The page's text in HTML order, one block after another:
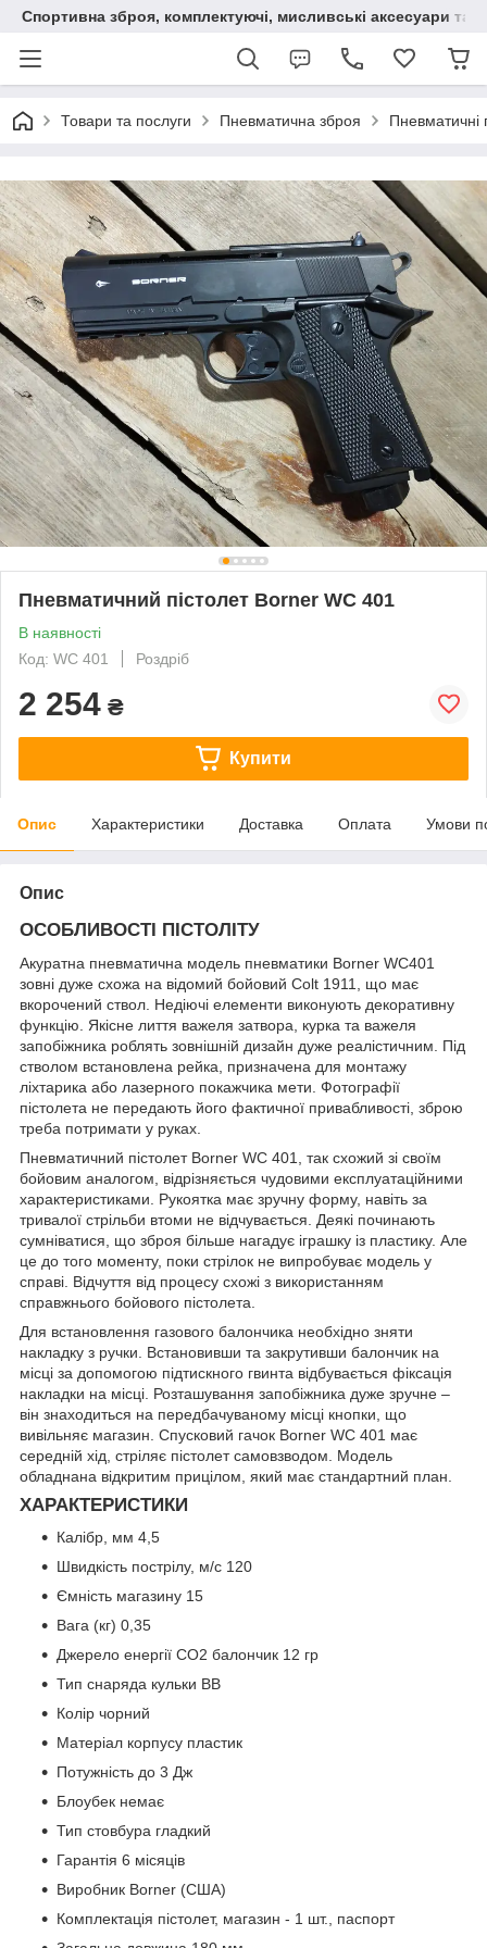
Спортивна зброя, комплектуючі, мисливські аксесуари та
Товари та послуги Пневматична зброя Пневматичні
Пневматичний пістолет Borner WC 401
В наявності
Код: WC 401
Роздріб
2 254 ₴
Купити
Опис Характеристики Доставка Оплата Умови
Опис
ОСОБЛИВОСТІ ПІСТОЛІТУ
Акуратна пневматична модель пневматики Borner WC401
зовні дуже схожа на відомий бойовий Colt 1911, що має
вкорочений ствол. Недіючі елементи виконують декоративну
функцію. Якісне лиття важеля затвора, курка та важеля
запобіжника роблять зовнішній дизайн дуже реалістичним. Під
стволом встановлена ​​рейка, призначена для монтажу
ліхтарика або лазерного покажчика мети. Фотографії
пістолета не передають його фактичної привабливості, зброю
треба потримати у руках.
Пневматичний пістолет Borner WC 401, так схожий зі своїм
бойовим аналогом, відрізняється чудовими експлуатаційними
характеристиками. Рукоятка має зручну форму, навіть за
тривалої стрільби втоми не відчувається. Деякі починають
сумніватися, що зброя більше нагадує іграшку із пластику. Але
це до того моменту, поки стрілок не випробуває модель у
справі. Відчуття від процесу схожі з використанням
справжнього бойового пістолета.
Для встановлення газового балончика необхідно зняти
накладку з ручки. Встановивши та закрутивши балончик на
місці за допомогою підтискного гвинта відбувається фіксація
накладки на місці. Розташування запобіжника дуже зручне –
він знаходиться на передбачуваному місці кнопки, що
вивільняє магазин. Спусковий гачок Borner WC 401 має
середній хід, стріляє пістолет самовзводом. Модель
обладнана відкритим прицілом, який має стандартний план.
ХАРАКТЕРИСТИКИ
Калібр, мм 4,5
Швидкість пострілу, м/с 120
Ємність магазину 15
Вага (кг) 0,35
Джерело енергії СО2 балончик 12 гр
Тип снаряда кульки ВВ
Колір чорний
Матеріал корпусу пластик
Потужність до 3 Дж
Блоубек немає
Тип стовбура гладкий
Гарантія 6 місяців
Виробник Borner (США)
Комплектація пістолет, магазин - 1 шт., паспорт